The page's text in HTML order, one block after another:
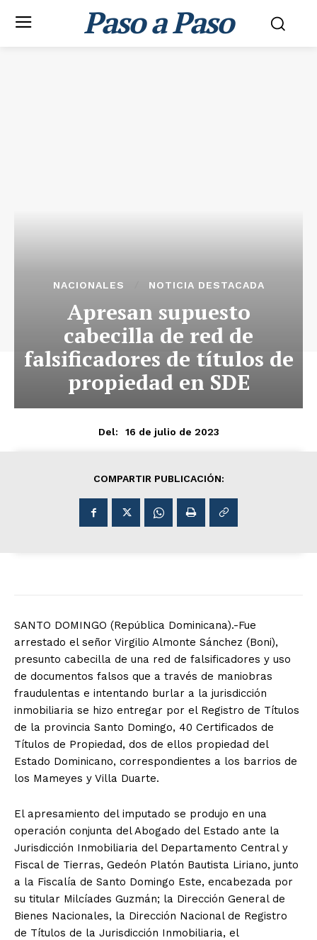
Paso a Paso
NACIONALES NOTICIA DESTACADA
Apresan supuesto
cabecilla de red de
falsificadores de títulos de
propiedad en SDE
Del: 16 de julio de 2023
COMPARTIR PUBLICACIÓN:
SANTO DOMINGO (República Dominicana).-Fue
arrestado el señor Virgilio Almonte Sánchez (Boni),
presunto cabecilla de una red de falsificadores y uso
de documentos falsos que a través de maniobras
fraudulentas e intentando burlar a la jurisdicción
inmobiliaria se hizo entregar por el Registro de Títulos
de la provincia Santo Domingo, 40 Certificados de
Títulos de Propiedad, dos de ellos propiedad del
Estado Dominicano, correspondientes a los barrios de
los Mameyes y Villa Duarte.
El apresamiento del imputado se produjo en una
operación conjunta del Abogado del Estado ante la
Jurisdicción Inmobiliaria del Departamento Central y
Fiscal de Tierras, Gedeón Platón Bautista Liriano, junto
a la Fiscalía de Santo Domingo Este, encabezada por
su titular Milcíades Guzmán; la Dirección General de
Bienes Nacionales, la Dirección Nacional de Registro
de Títulos de la Jurisdicción Inmobiliaria, el